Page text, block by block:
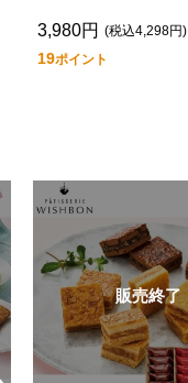
3,980円 (税込4,298円)
19ポイント
販売終了